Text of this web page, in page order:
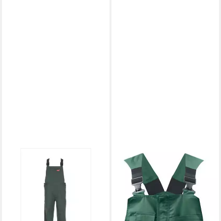
PROJOB
Arbeitslatzhose 5630
TRÄGERHOSE
59,58 € UVP76,74 €
-22%
lieferbar - in 4-5 Werktagen bei dir